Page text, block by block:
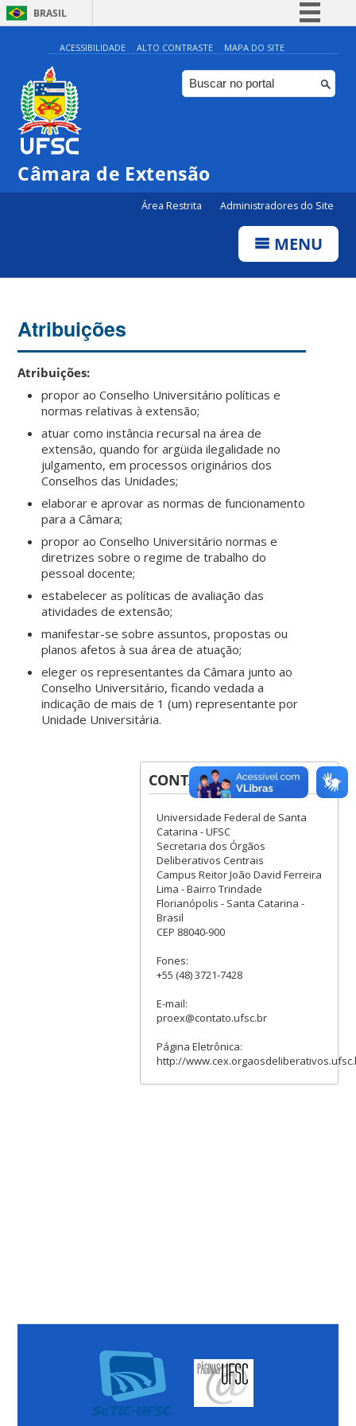
BRASIL
Simplifique!
Comunica BR
Participe
ACESSIBILIDADE ALTO CONTRASTE MAPA DO SITE
Câmara de Extensão
Área Restrita Administradores do Site
MENU
Atribuições
Atribuições:
propor ao Conselho Universitário políticas e
normas relativas à extensão;
atuar como instância recursal na área de
extensão, quando for argüida ilegalidade no
julgamento, em processos originários dos
Conselhos das Unidades;
elaborar e aprovar as normas de funcionamento
para a Câmara;
propor ao Conselho Universitário normas e
diretrizes sobre o regime de trabalho do
pessoal docente;
estabelecer as políticas de avaliação das
atividades de extensão;
manifestar-se sobre assuntos, propostas ou
planos afetos à sua área de atuação;
eleger os representantes da Câmara junto ao
Conselho Universitário, ficando vedada a
indicação de mais de 1 (um) representante por
Unidade Universitária.
CONTATOS
Universidade Federal de Santa
Catarina - UFSC
Secretaria dos Órgãos
Deliberativos Centrais
Campus Reitor João David Ferreira
Lima - Bairro Trindade
Florianópolis - Santa Catarina -
Brasil
CEP 88040-900
Fones:
+55 (48) 3721-7428
E-mail:
proex@contato.ufsc.br
Página Eletrônica:
http://